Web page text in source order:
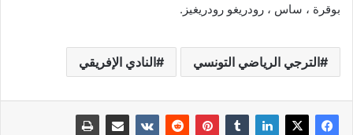
بوقرة ، ساس ، رودريغو رودريغيز.
الترجي الرياضي التونسي النادي الإفريقي